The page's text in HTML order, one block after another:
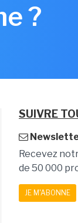
?
SUIVRE
Recevez
de 50 000
JE M'ABONNE